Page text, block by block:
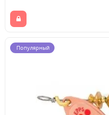
Популярный